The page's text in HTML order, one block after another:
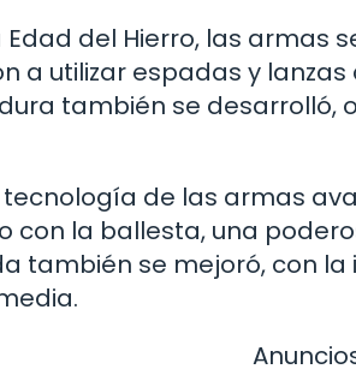
del Hierro, las armas
a utilizar espadas y
también se desarrolló,
tecnología de las armas
con la ballesta, una
también se mejoró, con